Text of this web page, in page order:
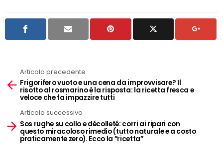
more
Articolo precedente
Frigorifero vuoto e una cena da improvvisare? Il
risotto al rosmarino è la risposta: la ricetta fresca e
veloce che fa impazzire tutti
Articolo successivo
Sos rughe su collo e décolleté: corri ai ripari con
questo miracoloso rimedio (tutto naturale e a costo
praticamente zero). Ecco la ”ricetta”